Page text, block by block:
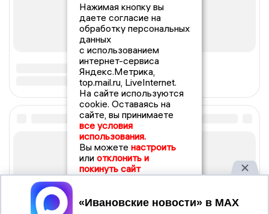
Нажимая кнопку вы
даете согласие на
обработку персональных
данных
с использованием
интернет-сервиса
Яндекс.Метрика,
top.mail.ru, LiveInternet.
На сайте используются
cookie. Оставаясь на
сайте, вы принимаете
все условия
использования.
Вы можете настроить
или отклонить и
покинуть сайт
Принять